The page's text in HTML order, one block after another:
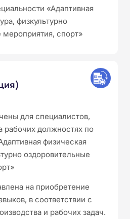
«Адаптивная
физкультурно
спорт»
для специалистов,
должностях по
физическая
оздоровительные
на приобретение
в соответствии с
и рабочих задач.